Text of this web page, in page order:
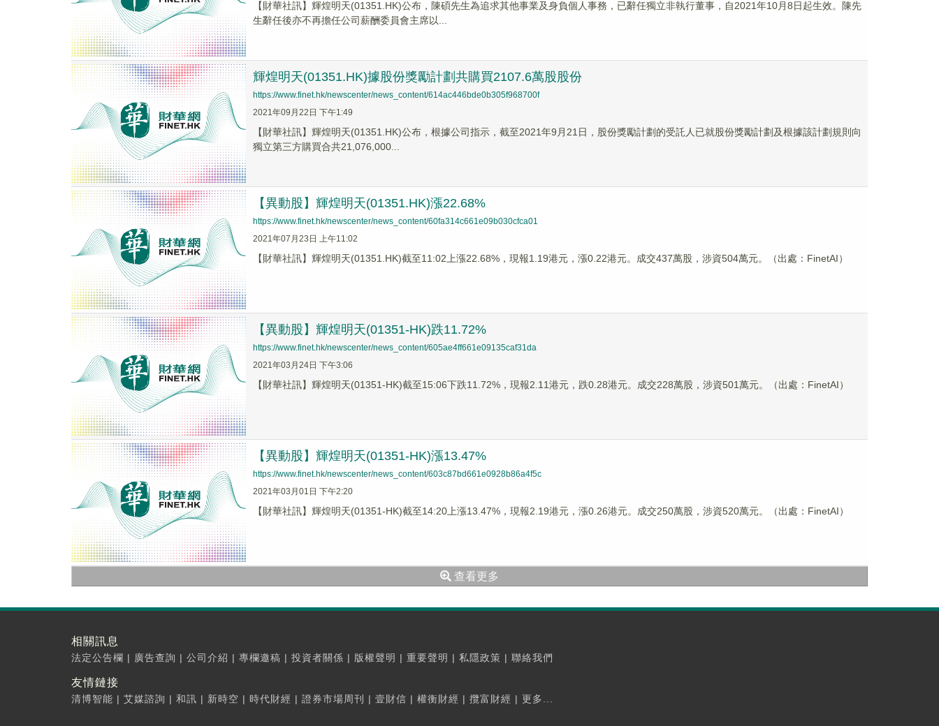
【財華社訊】輝煌明天(01351.HK)公布，陳碩先生為追求其他事業及身負個人事務，已辭任獨立非執行董事，自2021年10月8日起生效。陳先
生辭任後亦不再擔任公司薪酬委員會主席以...
輝煌明天(01351.HK)據股份獎勵計劃共購買2107.6萬股股份
https://www.finet.hk/newscenter/news_content/614ac446bde0b305f968700f
2021年09月22日 下午1:49
【財華社訊】輝煌明天(01351.HK)公布，根據公司指示，截至2021年9月21日，股份獎勵計劃的受託人已就股份獎勵計劃及根據該計劃規則向
獨立第三方購買合共21,076,000...
【異動股】輝煌明天(01351.HK)漲22.68%
https://www.finet.hk/newscenter/news_content/60fa314c661e09b030cfca01
2021年07月23日 上午11:02
【財華社訊】輝煌明天(01351.HK)截至11:02上漲22.68%，現報1.19港元，漲0.22港元。成交437萬股，涉資504萬元。（出處：FinetAI）
【異動股】輝煌明天(01351-HK)跌11.72%
https://www.finet.hk/newscenter/news_content/605ae4ff661e09135caf31da
2021年03月24日 下午3:06
【財華社訊】輝煌明天(01351-HK)截至15:06下跌11.72%，現報2.11港元，跌0.28港元。成交228萬股，涉資501萬元。（出處：FinetAI）
【異動股】輝煌明天(01351-HK)漲13.47%
https://www.finet.hk/newscenter/news_content/603c87bd661e0928b86a4f5c
2021年03月01日 下午2:20
【財華社訊】輝煌明天(01351-HK)截至14:20上漲13.47%，現報2.19港元，漲0.26港元。成交250萬股，涉資520萬元。（出處：FinetAI）
查看更多
相關訊息
法定公告欄 | 廣告查詢 | 公司介紹 | 專欄邀稿 | 投資者關係 | 版權聲明 | 重要聲明 | 私隱政策 | 聯絡我們
友情鏈接
清博智能 | 艾媒諮詢 | 和訊 | 新時空 | 時代財經 | 證券市場周刊 | 壹財信 | 權衡財經 | 攬富財經 | 更多...